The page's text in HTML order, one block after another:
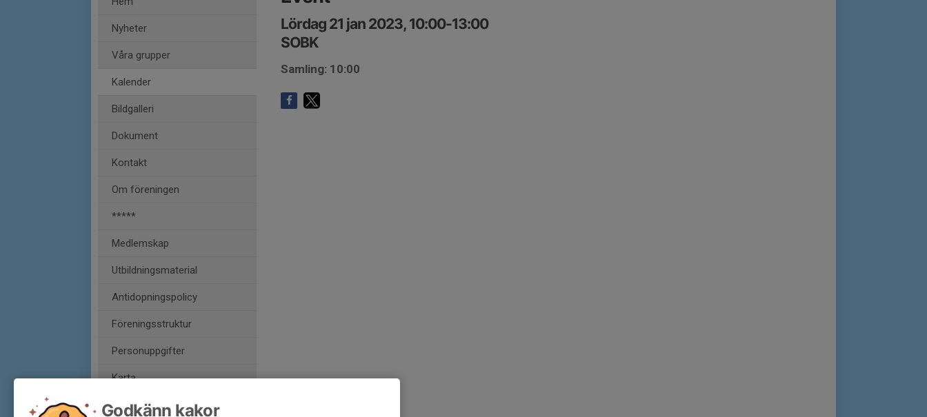
Nyheter
Våra grupper
Kalender
Bildgalleri
Dokument
Kontakt
Om föreningen
*****
Medlemskap
Utbildningsmaterial
Antidopningspolicy
Föreningsstruktur
Personuppgifter
Karta
Lördag 21 jan 2023, 10:00-13:00
SOBK
Samling: 10:00
Godkänn kakor